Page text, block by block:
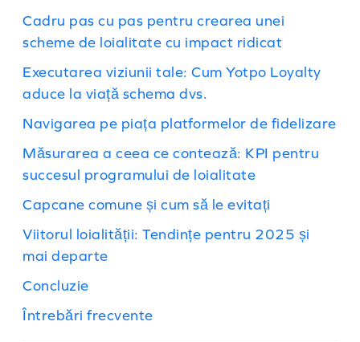
Cadru pas cu pas pentru crearea unei
scheme de loialitate cu impact ridicat
Executarea viziunii tale: Cum Yotpo Loyalty
aduce la viață schema dvs.
Navigarea pe piața platformelor de fidelizare
Măsurarea a ceea ce contează: KPI pentru
succesul programului de loialitate
Capcane comune și cum să le evitați
Viitorul loialității: Tendințe pentru 2025 și
mai departe
Concluzie
Întrebări frecvente